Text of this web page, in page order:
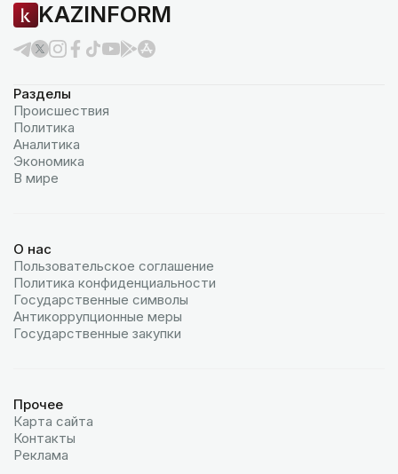
KAZINFORM
Разделы
Происшествия
Политика
Аналитика
Экономика
В мире
О нас
Пользовательское соглашение
Политика конфиденциальности
Государственные символы
Антикоррупционные меры
Государственные закупки
Прочее
Карта сайта
Контакты
Реклама